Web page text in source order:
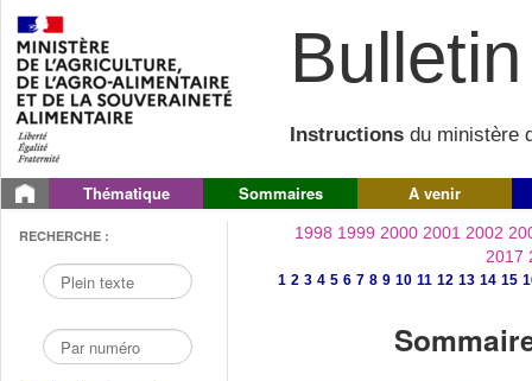
Instructions du ministère
Thématique Sommaires A venir
RECHERCHE : 1998 1999 2000 2001 2002
2017
1 2 3 4 5 6 7 8 9 10 11 12 13 14 15